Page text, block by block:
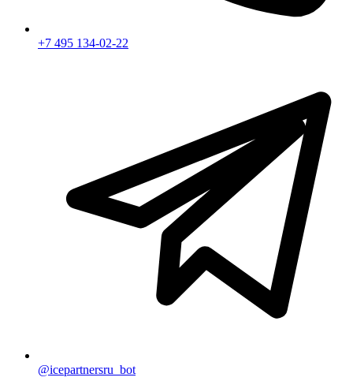
+7 495 134-02-22
@icepartnersru_bot